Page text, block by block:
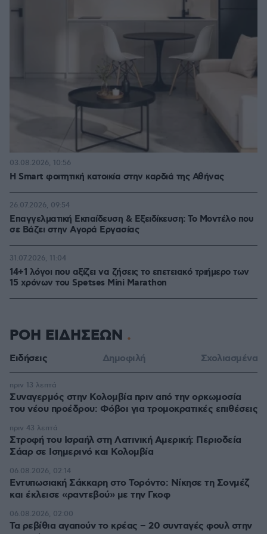
Η Smart φοιτητική κατοικία στην καρδιά της Αθήνας
03.08.2026, 10:56
Επαγγελματική Εκπαίδευση & Εξειδίκευση: Το Mοντέλο που
σε Bάζει στην Aγορά Eργασίας
26.07.2026, 09:54
14+1 λόγοι που αξίζει να ζήσεις το επετειακό τριήμερο των
15 χρόνων του Spetses Mini Marathon
31.07.2026, 11:04
ΡΟΗ ΕΙΔΗΣΕΩΝ
Ειδήσεις Δημοφιλή Σχολιασμένα
Συναγερμός στην Κολομβία πριν από την ορκωμοσία
του νέου προέδρου: Φόβοι για τρομοκρατικές επιθέσεις
πριν 13 λεπτά
Στροφή του Ισραήλ στη Λατινική Αμερική: Περιοδεία
Σάαρ σε Ισημερινό και Κολομβία
πριν 43 λεπτά
Εντυπωσιακή Σάκκαρη στο Τορόντο: Νίκησε τη Σονμέζ
και έκλεισε «ραντεβού» με την Γκοφ
06.08.2026, 02:14
Τα ρεβίθια αγαπούν το κρέας – 20 συνταγές φουλ στην
06.08.2026, 02:00